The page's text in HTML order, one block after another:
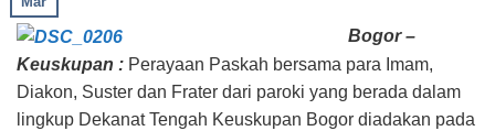
Bogor –
Keuskupan : Perayaan Paskah bersama para Imam,
Diakon, Suster dan Frater dari paroki yang berada dalam
lingkup Dekanat Tengah Keuskupan Bogor diadakan pada